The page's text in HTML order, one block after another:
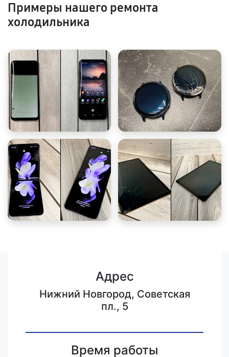
Примеры нашего ремонта
холодильника
Адрес
Нижний Новгород, Советская
пл., 5
Время работы